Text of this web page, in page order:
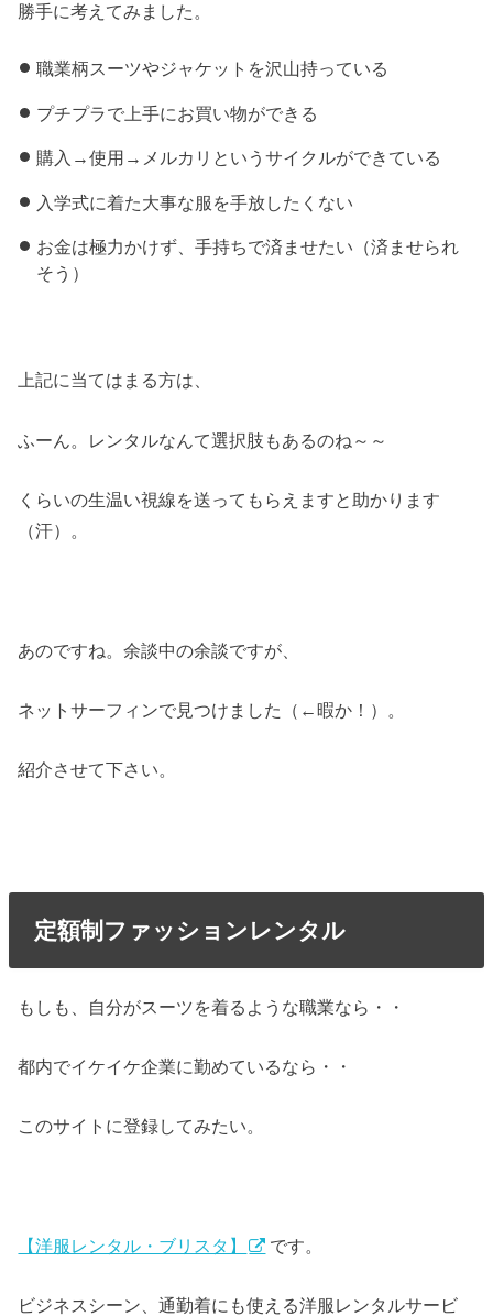
勝手に考えてみました。
職業柄スーツやジャケットを沢山持っている
プチプラで上手にお買い物ができる
購入→使用→メルカリというサイクルができている
入学式に着た大事な服を手放したくない
お金は極力かけず、手持ちで済ませたい（済ませられ
そう）
上記に当てはまる方は、
ふーん。レンタルなんて選択肢もあるのね～～
くらいの生温い視線を送ってもらえますと助かります
（汗）。
あのですね。余談中の余談ですが、
ネットサーフィンで見つけました（←暇か！）。
紹介させて下さい。
定額制ファッションレンタル
もしも、自分がスーツを着るような職業なら・・
都内でイケイケ企業に勤めているなら・・
このサイトに登録してみたい。
【洋服レンタル・ブリスタ】 です。
ビジネスシーン、通勤着にも使える洋服レンタルサービ